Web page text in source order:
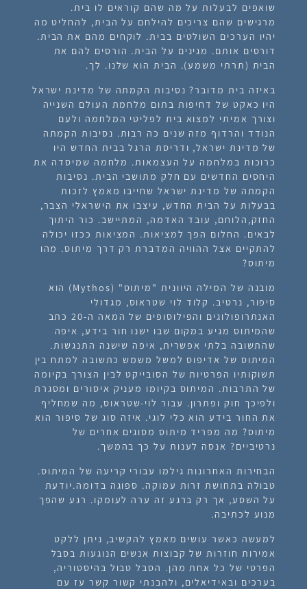
שואפים לבעלות על מה שהם קוראים לו בית.
מרגישים שהם צריכים להילחם על הבית, להחליט מה
יהיו הערכים השולטים בבית. לוקחים מהם את הבית.
דורסים אותם. מגינים על הבית. הורסים להם את
הבית (תרתי משמע). הבית הוא שלנו. לך.
באיזה בית מדובר? נסיבות הקמתה של מדינת ישראל
היו כאקט של דחיפות בתום מלחמת העולם השנייה
וצורך אמיתי למצוא בית לפליטי המלחמה ולעם
הנודד והרדוף מזה שנים כה רבות. נסיבות הקמתה
של מדינת ישראל, ודריסת הרגל בבית החדש היו
כרוכות במלחמה על העצמאות. מלחמה שמיסדה את
היחסים החדשים עם חלק מתושבי הבית. נסיבות
הקמתה של מדינת ישראל שחייבו מאמץ לזכות
בבעלות על הבית החדש, עיצבו את הישראלי הצבר,
החזק,הלוחם, עובד האדמה, המתיישב. כור היתוך
לבאים. החלום הפך למציאות. המציאות ככזו יכולה
להתקיים אצל ההוויה המדברת רק דרך מיתוס. מהו
מיתוס?
מובנה של המילה היוונית "מיתוס" (Mythos) הוא
סיפור, נרטיב. קלוד לוי שטראוס, מגדולי
האנתרופולוגים והפילוסופים של המאה ה-20 כתב
שהמיתוס מגיע במקום שבו ישנו חור בידע, איפה
שהתשובה בלתי אפשרית, איפה שישנה התנגשות.
המיתוס של אדיפוס למשל משמש כתשובה למתח בין
תשוקותיו הפרטיות של הסובייקט לבין הצורך בקיומה
של התרבות. המיתוס בקיומו מעניק איסורים ומסגרת
ולפיכך חוק ופתרון. עבור לוי-שטראוס, מה שמחליף
את החור בידע הוא כלי לוגי. איזה סוג של סיפור הוא
מיתוס? מה מפריד מיתוס מסוגים אחרים של
נרטיביים? אנסה לענות על כך בהמשך.
הבחירות האחרונות גילמו עבורי קריעה של המיתוס.
טבולה בתחושת זרות עמוקה. ספוגה בדומה.יודעת
על השסע, אך רק ברגע זה ערה לעומקו. רגע שהפך
מנוע לכתיבה.
למעשה כאשר עושים מאמץ להקשיב, ניתן ללקט
אמירות חוזרות של קבוצות אנשים הנוגעות בסבל
הפרטי של כל אחת מהן. הסבל טבול בהיסטוריה,
בערכים ובאידיאלים, ולהבנתי קשור קשר עז עם